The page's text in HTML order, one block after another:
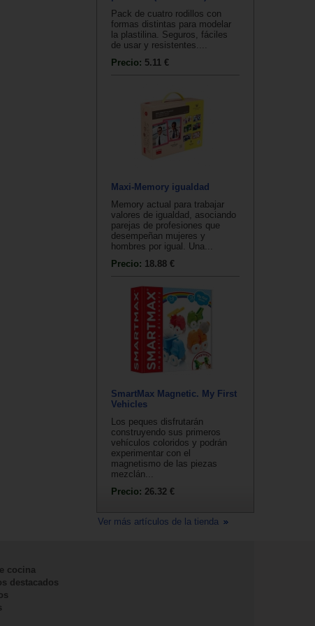
Pack de cuatro rodillos con
formas distintas para modelar
la plastilina. Seguros, fáciles
de usar y resistentes....
Precio: 5.11 €
Maxi-Memory igualdad
Memory actual para trabajar
valores de igualdad, asociando
parejas de profesiones que
desempeñan mujeres y
hombres por igual. Una...
Precio: 18.88 €
SmartMax Magnetic. My First
Vehicles
Los peques disfrutarán
construyendo sus primeros
vehículos coloridos y podrán
experimentar con el
magnetismo de las piezas
mezclán...
Precio: 26.32 €
Ver más artículos de la tienda
cocina
destacados